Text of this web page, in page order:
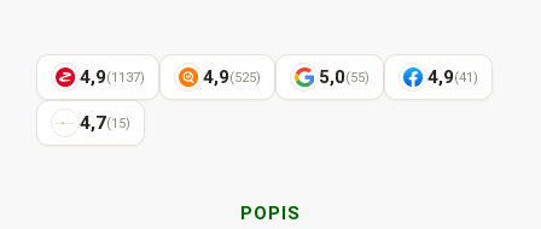
4,9(1137) 4,9(525) 5,0(55) 4,9(41)
4,7(15)
POPIS